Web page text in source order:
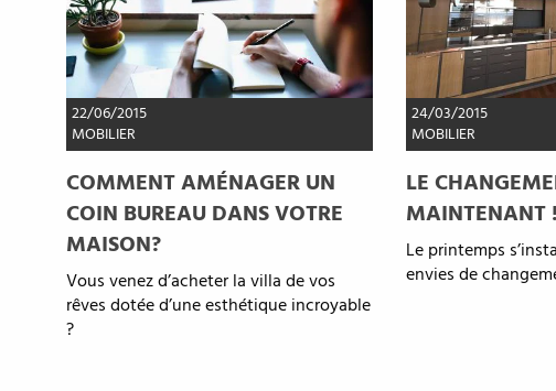
22/06/2015
MOBILIER
COMMENT AMÉNAGER UN
COIN BUREAU DANS VOTRE
MAISON?
Vous venez d’acheter la villa de vos
rêves dotée d’une esthétique incroyable
?
24/03/2015
MOBILIER
LE
MAINTENANT !
Le printemps
envies de